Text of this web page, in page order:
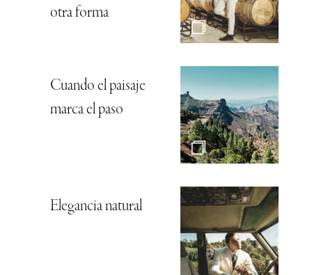
otra forma
Cuando el paisaje
marca el paso
Elegancia natural